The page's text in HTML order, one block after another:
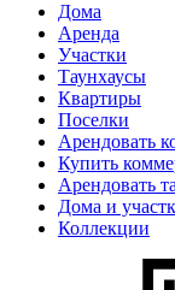
Дома
Аренда
Участки
Таунхаусы
Квартиры
Поселки
Арендовать
Купить
Арендовать
Дома и
Коллекции